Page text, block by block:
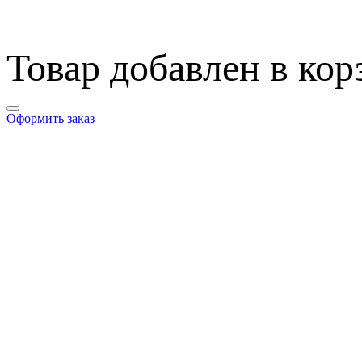
Товар добавлен в
Оформить заказ